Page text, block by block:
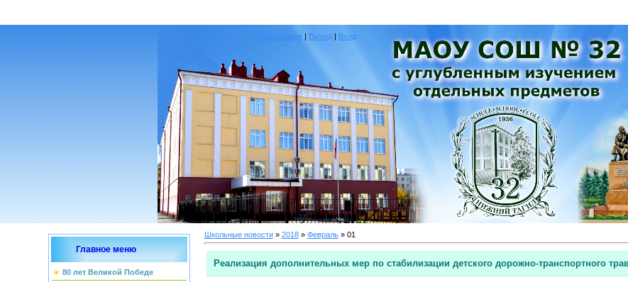
Регистрация | Выход | Вход
Главное меню
80 лет Великой Победе
Школьные новости» 2018 » Февраль » 01
Реализация дополнительных мер по стабилизации детского дорожно-транспортного